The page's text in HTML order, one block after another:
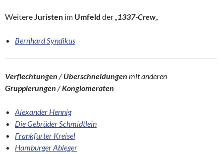
WeitereJuristen im Umfeld der„1337-Crew„
Bernhard Syndikus
Verflechtungen /Überschneidungen mit anderen
Gruppierungen /Konglomeraten
Alexander Hennig
Die Gebrüder Schmidtlein
Frankfurter Kreisel
Hamburger Ableger